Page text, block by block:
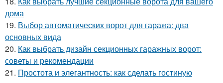
дома
19. Выбор автоматических ворот для гаража: два
основных вида
20. Как выбрать дизайн секционных гаражных ворот:
советы и рекомендации
21. Простота и элегантность: как сделать гостиную